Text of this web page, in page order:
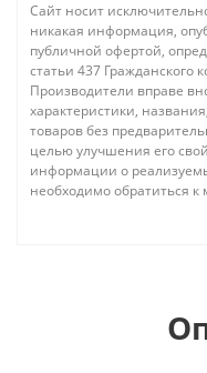
Сайт носит
никакая информация,
публичной офертой,
статьи 437 Гражданского
Производители вправе
характеристики,
товаров без
целью улучшения его
информации о
необходимо обратиться